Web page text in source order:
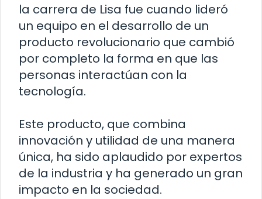
la carrera de Lisa fue cuando lideró
un equipo en el desarrollo de un
producto revolucionario que cambió
por completo la forma en que las
personas interactúan con la
tecnología.
Este producto, que combina
innovación y utilidad de una manera
única, ha sido aplaudido por expertos
de la industria y ha generado un gran
impacto en la sociedad.